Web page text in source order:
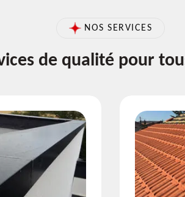
NOS SERVICES
de qualité pour